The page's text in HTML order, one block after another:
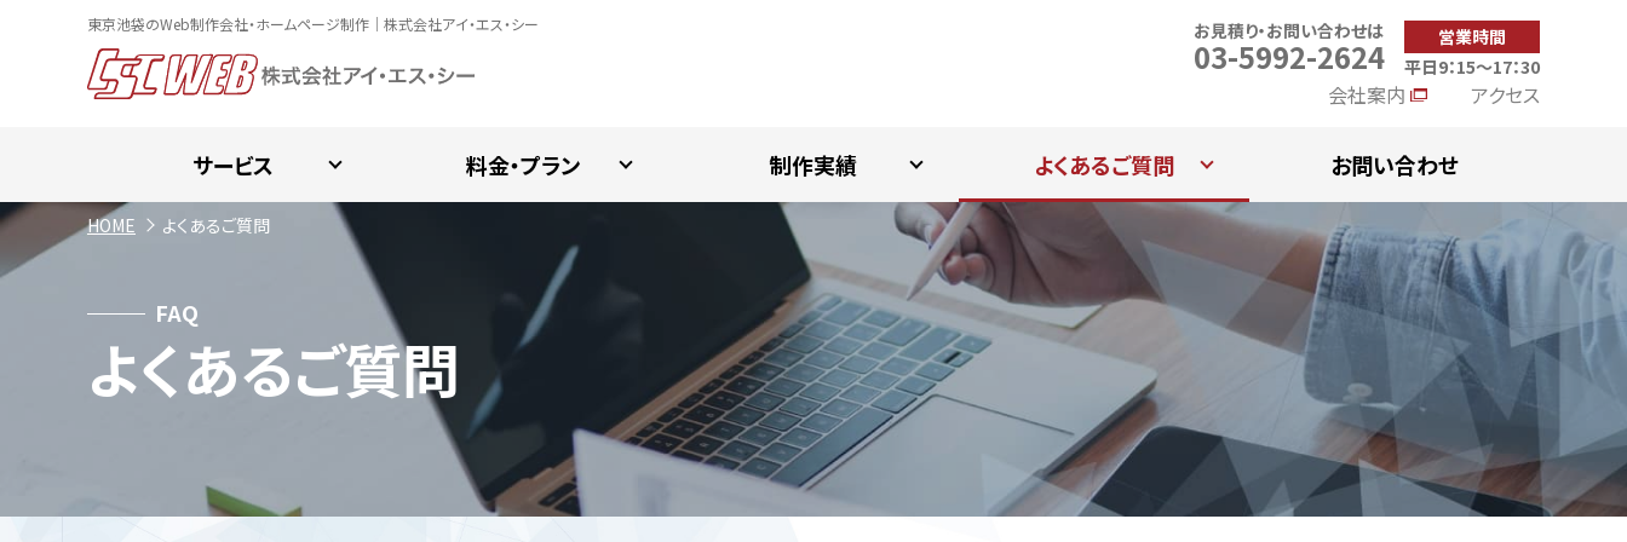
東京池袋のWeb制作会社・ホームページ制作｜株式会社アイ・エス・シー
サービス 料金・プラン 制作実績 よくあるご質問 お問い合わせ
会社案内 アクセス
お見積り・お問い合わせは
03-5992-2624
営業時間
平日9：15～17：30
HOME よくあるご質問
FAQ
よくあるご質問